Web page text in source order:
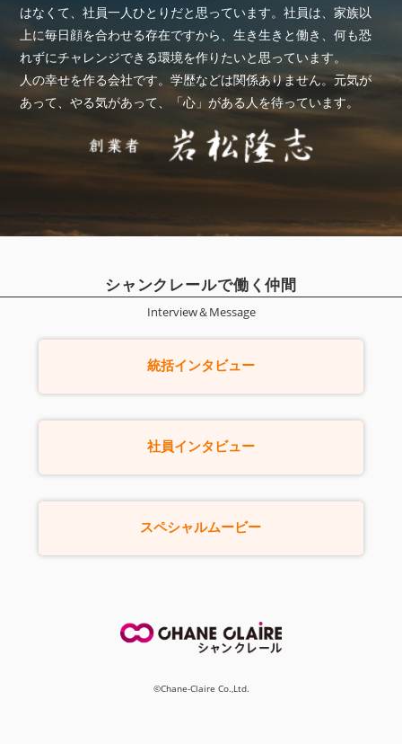
はなくて、社員一人ひとりだと思っています。社員は、家族以
上に毎日顔を合わせる存在ですから、生き生きと働き、何も恐
れずにチャレンジできる環境を作りたいと思っています。
人の幸せを作る会社です。学歴などは関係ありません。元気が
あって、やる気があって、「心」がある人を待っています。
シャンクレールで働く仲間
Interview＆Message
統括インタビュー
社員インタビュー
スペシャルムービー
©Chane-Claire Co.,Ltd.